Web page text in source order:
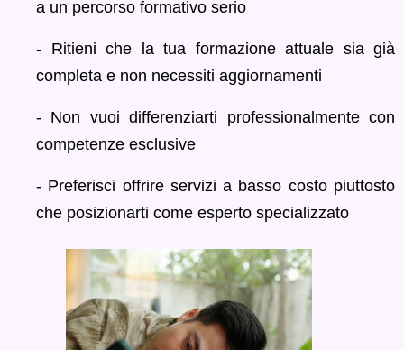
a un percorso formativo serio
- Ritieni che la tua formazione attuale sia già
completa e non necessiti aggiornamenti
- Non vuoi differenziarti professionalmente con
competenze esclusive
- Preferisci offrire servizi a basso costo piuttosto
che posizionarti come esperto specializzato